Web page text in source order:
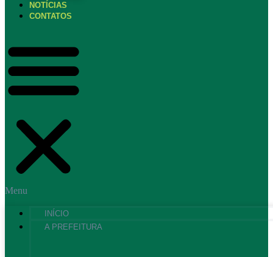
NOTÍCIAS
CONTATOS
Menu
INÍCIO
A PREFEITURA